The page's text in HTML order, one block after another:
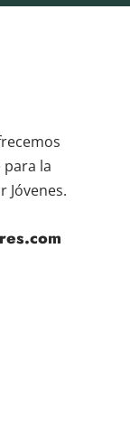
la
Jóvenes.